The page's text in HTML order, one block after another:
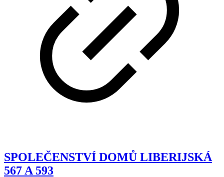
SPOLEČENSTVÍ DOMŮ LIBERIJSKÁ
567 A 593